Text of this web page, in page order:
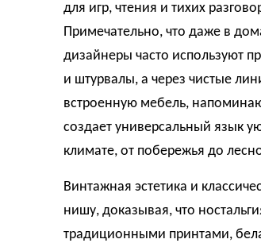
для игр, чтения и тихих
Примечательно, что даже в
дизайнеры часто используют
и штурвалы, а через чистые
встроенную мебель,
создает универсальный язык
климате, от побережья до
Винтажная эстетика и
нишу, доказывая, что
традиционными принтами,